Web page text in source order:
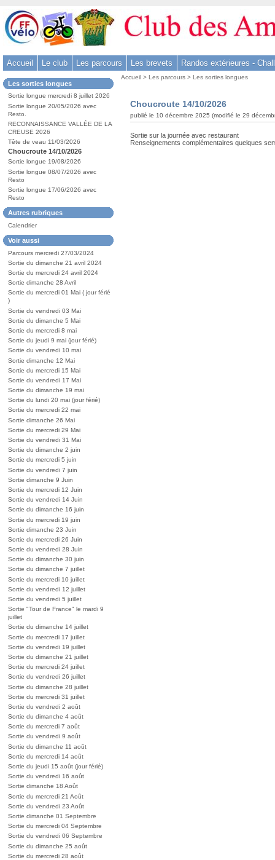
Aller
au
contenu
Aller
menu
principal
-
Aller
à
la
recherche
Accueil Le club Les parcours Les brevets Randos extérieures -
Dans
la
rubrique
:
Les sorties longues
Sortie longue mercredi 8 juillet 2026
Sortie longue 20/05/2026 avec
Resto.
RECONNAISSANCE VALLÉE DE LA
CREUSE 2026
Tête de veau 11/03/2026
Choucroute 14/10/2026
Sortie longue 19/08/2026
Sortie longue 08/07/2026 avec
Resto
Sortie longue 17/06/2026 avec
Resto
Autres rubriques
Calendrier
Voir aussi
Parcours mercredi 27/03/2024
Sortie du dimanche 21 avril 2024
Sortie du mercredi 24 avril 2024
Sortie dimanche 28 Avril
Sortie du mercredi 01 Mai ( jour férié
)
Sortie du vendredi 03 Mai
Sortie du dimanche 5 Mai
Sortie du mercredi 8 mai
Sortie du jeudi 9 mai (jour férié)
Sortie du vendredi 10 mai
Sortie dimanche 12 Mai
Sortie du mercredi 15 Mai
Sortie du vendredi 17 Mai
Sortie du dimanche 19 mai
Sortie du lundi 20 mai (jour férié)
Sortie du mercredi 22 mai
Sortie dimanche 26 Mai
Sortie du mercredi 29 Mai
Sortie du vendredi 31 Mai
Sortie du dimanche 2 juin
Sortie du mercredi 5 juin
Sortie du vendredi 7 juin
Sortie dimanche 9 Juin
Sortie du mercredi 12 Juin
Sortie du vendredi 14 Juin
Sortie du dimanche 16 juin
Sortie du mercredi 19 juin
Sortie dimanche 23 Juin
Sortie du mercredi 26 Juin
Sortie du vendredi 28 Juin
Sortie du dimanche 30 juin
Sortie du dimanche 7 juillet
Sortie du mercredi 10 juillet
Sortie du vendredi 12 juillet
Sortie du vendredi 5 juillet
Sortie "Tour de France" le mardi 9
juillet
Sortie du dimanche 14 juillet
Sortie du mercredi 17 juillet
Sortie du vendredi 19 juillet
Sortie du dimanche 21 juillet
Sortie du mercredi 24 juillet
Sortie du vendredi 26 juillet
Sortie du dimanche 28 juillet
Sortie du mercredi 31 juillet
Sortie du vendredi 2 août
Sortie du dimanche 4 août
Sortie du mercredi 7 août
Sortie du vendredi 9 août
Sortie du dimanche 11 août
Sortie du mercredi 14 août
Sortie du jeudi 15 août (jour férié)
Sortie du vendredi 16 août
Sortie dimanche 18 Août
Sortie du mercredi 21 Août
Sortie du vendredi 23 Août
Sortie dimanche 01 Septembre
Sortie du mercredi 04 Septembre
Sortie du vendredi 06 Septembre
Sortie du dimanche 25 août
Sortie du mercredi 28 août
Vous
Accueil >Les parcours >Les sorties longues
Choucroute 14/10/2026
publié le 10 décembre 2025 (modifié le 29
Sortie sur la journée avec restaurant
Renseignements complémentaires quelques